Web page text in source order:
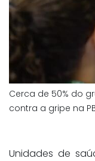
Cerca de 50% do
contra a gripe na
Unidades de